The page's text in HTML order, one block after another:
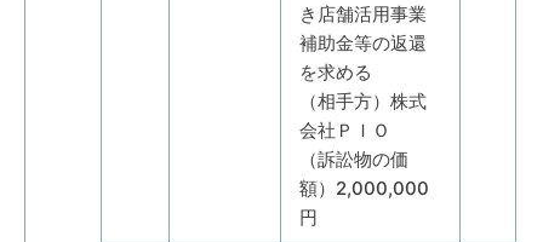
き店舗活用事業
補助金等の返還
を求める
（相手方）株式
会社ＰＩＯ
（訴訟物の価
額）2,000,000
円